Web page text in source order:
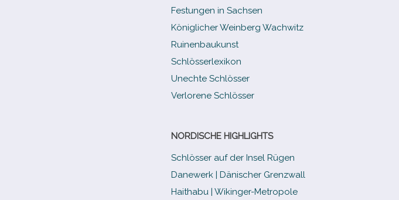
Festungen in Sachsen
Königlicher Weinberg Wachwitz
Ruinenbaukunst
Schlösserlexikon
Unechte Schlösser
Verlorene Schlösser
NORDISCHE HIGHLIGHTS
Schlösser auf der Insel Rügen
Danewerk | Dänischer Grenzwall
Haithabu | Wikinger-Metropole